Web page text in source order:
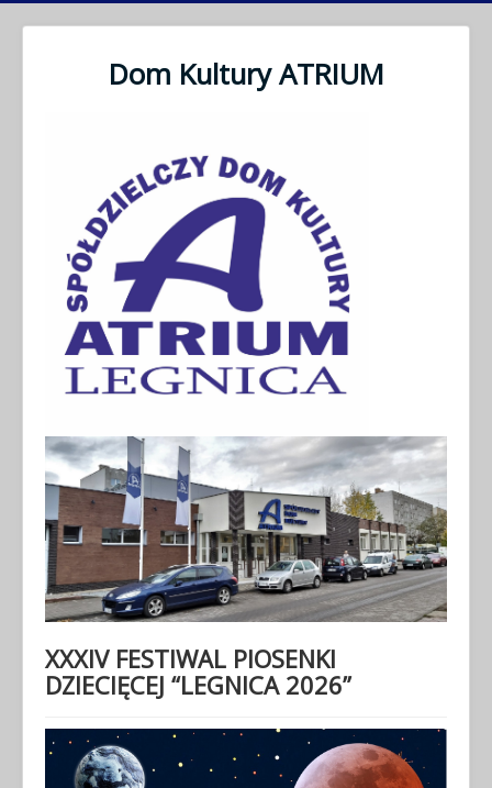
Dom Kultury ATRIUM
XXXIV FESTIWAL PIOSENKI
DZIECIĘCEJ “LEGNICA 2026”